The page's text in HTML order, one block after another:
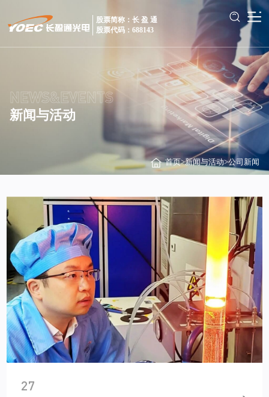
股票简称：长 盈 通
股票代码：688143
NEWS&EVENTS
新闻与活动
首页>新闻与活动>公司新闻
27